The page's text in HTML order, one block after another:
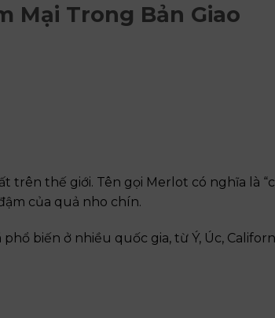
Mại Trong Bản Giao
thế giới. Tên gọi Merlot có nghĩa là
của quả nho chín.
biến ở nhiều quốc gia, từ Ý, Úc,